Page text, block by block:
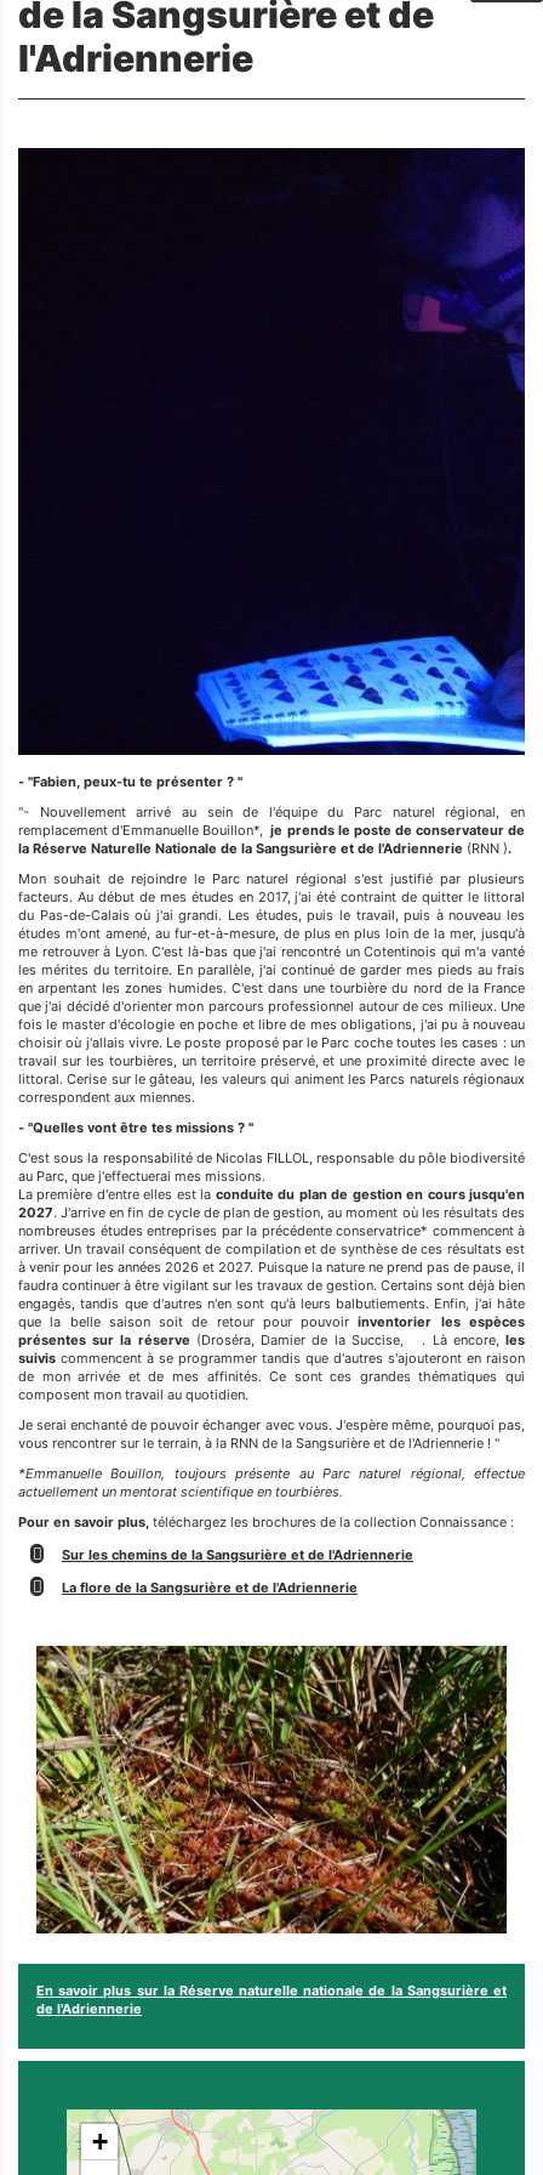
de la Sangsurière et de
l'Adriennerie
- "Fabien, peux-tu te présenter ? "
"- Nouvellement arrivé au sein de l'équipe du Parc naturel régional, en
remplacement d'Emmanuelle Bouillon*,je prends le poste de conservateur de
la Réserve Naturelle Nationale de la Sangsurière et de l'Adriennerie (RNN ).
Mon souhait de rejoindre le Parc naturel régional s'est justifié par plusieurs
facteurs. Au début de mes études en 2017, j'ai été contraint de quitter le littoral
du Pas-de-Calais où j'ai grandi. Les études, puis le travail, puis à nouveau les
études m'ont amené, au fur-et-à-mesure, de plus en plus loin de la mer, jusqu'à
me retrouver à Lyon. C'est là-bas que j'ai rencontré un Cotentinois qui m'a vanté
les mérites du territoire. En parallèle, j'ai continué de garder mes pieds au frais
en arpentant les zones humides. C'est dans une tourbière du nord de la France
que j'ai décidé d'orienter mon parcours professionnel autour de ces milieux. Une
fois le master d'écologie en poche et libre de mes obligations, j'ai pu à nouveau
choisir où j'allais vivre. Le poste proposé par le Parc coche toutes les cases : un
travail sur les tourbières, un territoire préservé, et une proximité directe avec le
littoral. Cerise sur le gâteau, les valeurs qui animent les Parcs naturels régionaux
correspondent aux miennes.
- "Quelles vont être tes missions ? "
C'est sous la responsabilité de Nicolas FILLOL, responsable du pôle biodiversité
au Parc, que j'effectuerai mes missions.
La première d'entre elles est la conduite du plan de gestion en cours jusqu'en
2027. J'arrive en fin de cycle de plan de gestion, au moment où les résultats des
nombreuses études entreprises par la précédente conservatrice* commencent à
arriver. Un travail conséquent de compilation et de synthèse de ces résultats est
à venir pour les années 2026 et 2027. Puisque la nature ne prend pas de pause, il
faudra continuer à être vigilant sur les travaux de gestion. Certains sont déjà bien
engagés, tandis que d'autres n'en sont qu'à leurs balbutiements. Enfin, j'ai hâte
que la belle saison soit de retour pour pouvoir inventorier les espèces
présentes sur la réserve (Droséra, Damier de la Succise, . Là encore,les
suivis commencent à se programmer tandis que d'autres s'ajouteront en raison
de mon arrivée et de mes affinités. Ce sont ces grandes thématiques qui
composent mon travail au quotidien.
Je serai enchanté de pouvoir échanger avec vous. J'espère même, pourquoi pas,
vous rencontrer sur le terrain, à la RNN de la Sangsurière et de l'Adriennerie ! "
*Emmanuelle Bouillon, toujours présente au Parc naturel régional, effectue
actuellement un mentorat scientifique en tourbières.
Pour en savoir plus, téléchargez les brochures de la collection Connaissance :
Sur les chemins de la Sangsurière et de l'Adriennerie
La flore de la Sangsurière et de l'Adriennerie
En savoir plus sur la Réserve naturelle nationale de la Sangsurière et
de l'Adriennerie
+